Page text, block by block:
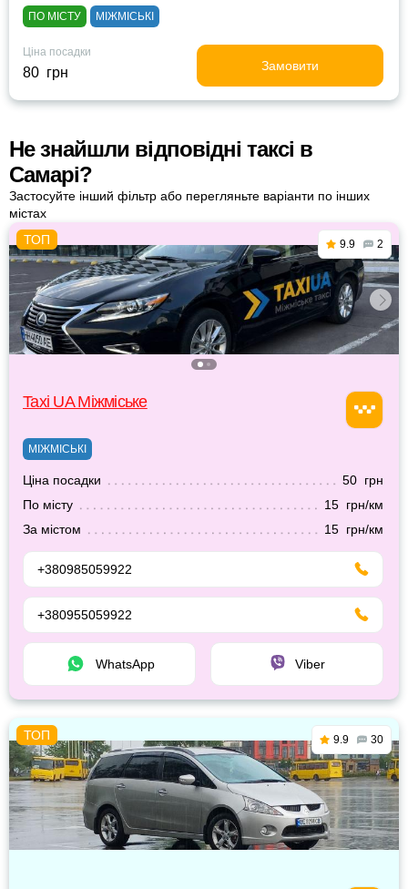
ПО МІСТУ МІЖМІСЬКІ
Ціна посадки
80 грн Замовити
Не знайшли відповідні таксі в
Самарі?
Застосуйте інший фільтр або перегляньте варіанти по інших
містах
9.9 2
Taxi UA Міжміське
МІЖМІСЬКІ
Ціна посадки
50 грн
По місту
15 грн/км
За містом
15 грн/км
+380985059922
+380955059922
WhatsApp Viber
9.9 30